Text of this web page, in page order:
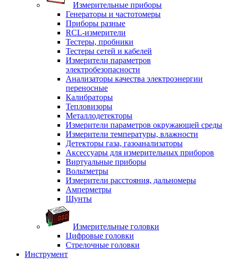
Измерительные приборы
Генераторы и частотомеры
Приборы разные
RCL-измерители
Тестеры, пробники
Тестеры сетей и кабелей
Измерители параметров
электробезопасности
Анализаторы качества электроэнергии
переносные
Калибраторы
Тепловизоры
Металлодетекторы
Измерители параметров окружающей среды
Измерители температуры, влажности
Детекторы газа, газоанализаторы
Аксессуары для измерительных приборов
Виртуальные приборы
Вольтметры
Измерители расстояния, дальномеры
Амперметры
Шунты
Измерительные головки
Цифровые головки
Стрелочные головки
Инструмент